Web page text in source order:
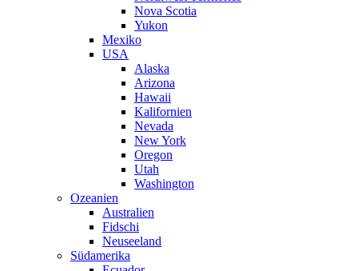
Nova Scotia
Yukon
Mexiko
USA
Alaska
Arizona
Hawaii
Kalifornien
Nevada
New York
Oregon
Utah
Washington
Ozeanien
Australien
Fidschi
Neuseeland
Südamerika